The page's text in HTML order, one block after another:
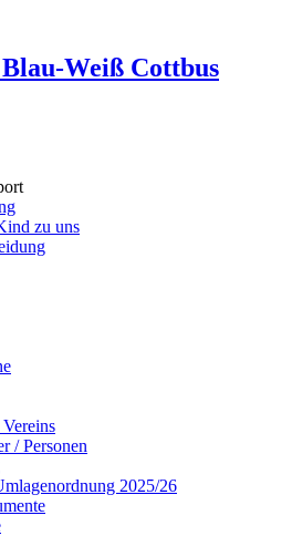
zu uns
/ Personen
2025/26